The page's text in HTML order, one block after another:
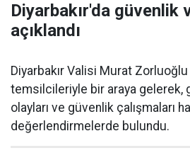
Diyarbakır'da güvenlik
açıklandı
Diyarbakır Valisi Murat
temsilcileriyle bir araya gelerek,
olayları ve güvenlik çalışmaları
değerlendirmelerde bulundu.